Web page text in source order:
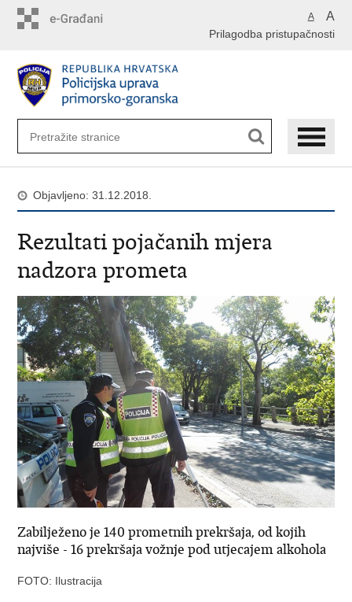
A A
Prilagodba pristupačnosti
Objavljeno: 31.12.2018.
Rezultati pojačanih mjera
nadzora prometa
Zabilježeno je 140 prometnih prekršaja, od kojih
najviše - 16 prekršaja vožnje pod utjecajem alkohola
FOTO: Ilustracija